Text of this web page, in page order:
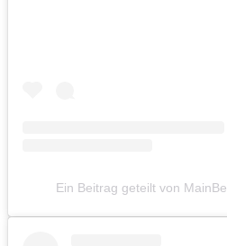
Ein Beitrag geteilt von